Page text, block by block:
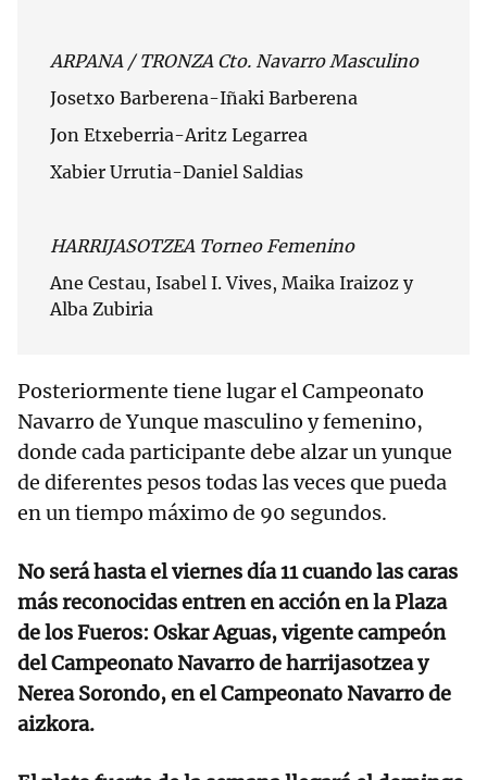
ARPANA / TRONZA Cto. Navarro Masculino
Josetxo Barberena-Iñaki Barberena
Jon Etxeberria-Aritz Legarrea
Xabier Urrutia-Daniel Saldias
HARRIJASOTZEA Torneo Femenino
Ane Cestau, Isabel I. Vives, Maika Iraizoz y
Alba Zubiria
Posteriormente tiene lugar el Campeonato
Navarro de Yunque masculino y femenino,
donde cada participante debe alzar un yunque
de diferentes pesos todas las veces que pueda
en un tiempo máximo de 90 segundos.
No será hasta el viernes día 11 cuando las caras
más reconocidas entren en acción en la Plaza
de los Fueros: Oskar Aguas, vigente campeón
del Campeonato Navarro de harrijasotzea y
Nerea Sorondo, en el Campeonato Navarro de
aizkora.